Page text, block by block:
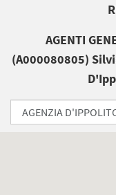
AGENTI
(A000080805)